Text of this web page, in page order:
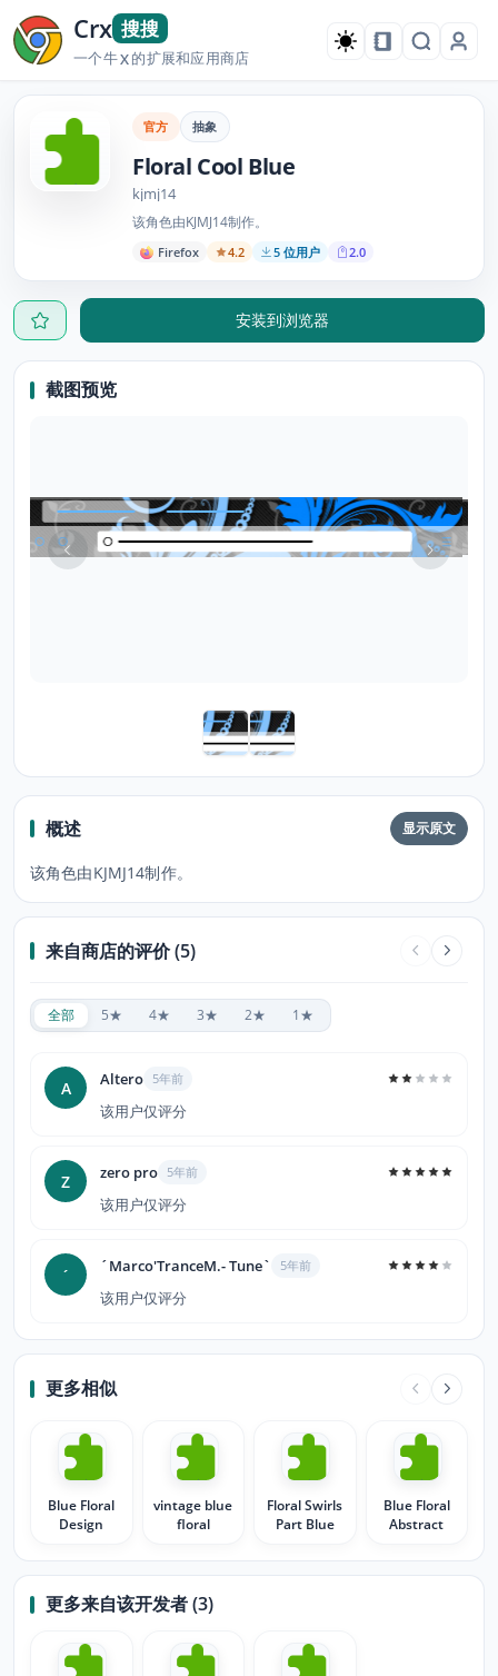
Crx 搜搜
一个牛X的扩展和应用商店
官方 抽象
Floral Cool Blue
kjmj14
该角色由KJMJ14制作。
Firefox 4.2 5 位用户 2.0
安装到浏览器
截图预览
概述 显示原文
该角色由KJMJ14制作。
来自商店的评价 (5)
全部 5★ 4★ 3★ 2★ 1★
A Altero 5年前
该用户仅评分
Z zero pro 5年前
该用户仅评分
´ ´Marco'TranceM.- Tune` 5年前
该用户仅评分
更多相似
Blue Floral
Design
vintage blue
floral
Floral Swirls
Part Blue
Blue Floral
Abstract
更多来自该开发者 (3)